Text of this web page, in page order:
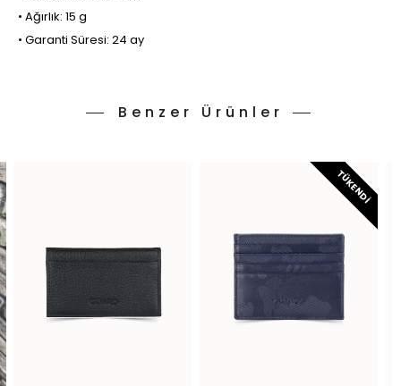
• Ağırlık: 15 g
• Garanti Süresi: 24 ay
Benzer Ürünler
TÜKENDI